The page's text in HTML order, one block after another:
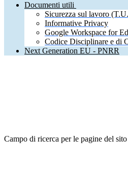
Documenti utili
Sicurezza sul lavoro
Informative Privacy
Google Workspace for
Codice Disciplinare e di
Next Generation EU - PNRR
Campo di ricerca per le pagine del sito